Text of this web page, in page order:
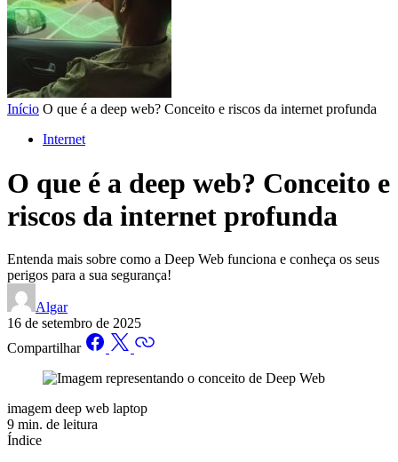
Início O que é a deep web? Conceito e riscos da internet profunda
Internet
O que é a deep web? Conceito e
riscos da internet profunda
Entenda mais sobre como a Deep Web funciona e conheça os seus
perigos para a sua segurança!
Algar
16 de setembro de 2025
Compartilhar
imagem deep web laptop
9 min. de leitura
Índice